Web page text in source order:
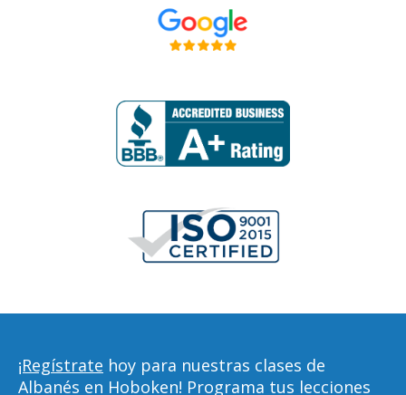
¡Regístrate hoy para nuestras clases de
Albanés en Hoboken! Programa tus lecciones